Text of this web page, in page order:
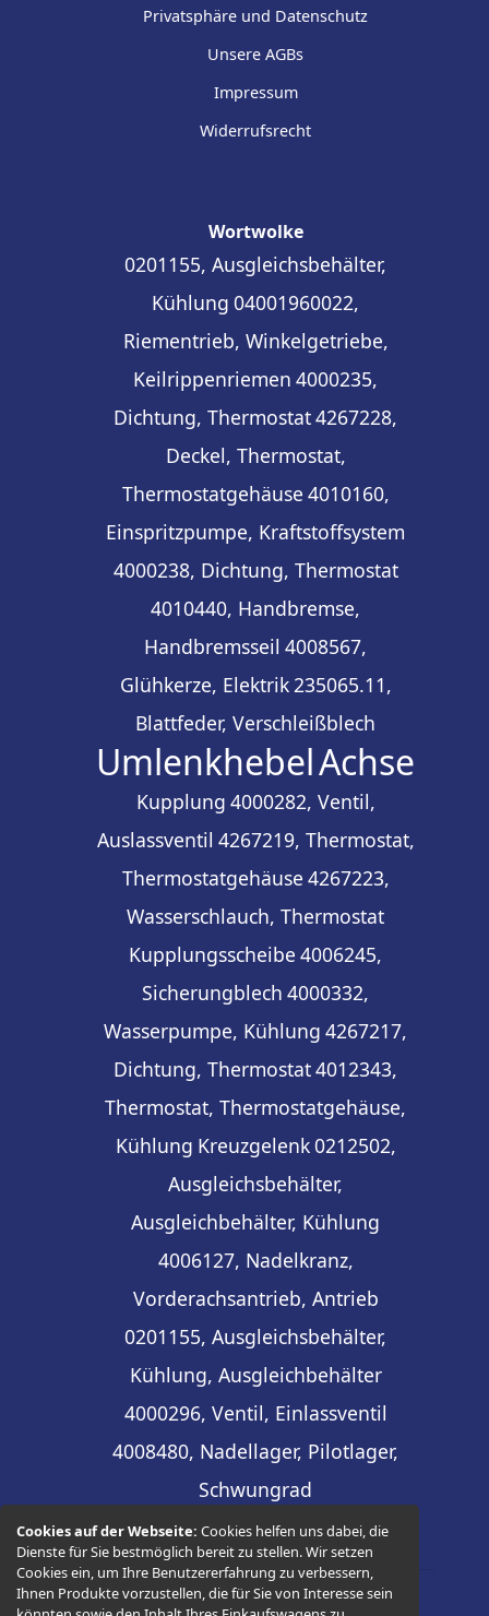
Cookies auf der Webseite:Cookies helfen uns dabei, die
Dienste für Sie bestmöglich bereit zu stellen. Wir setzen
Cookies ein, um Ihre Benutzererfahrung zu verbessern,
Ihnen Produkte vorzustellen, die für Sie von Interesse sein
Privatsphäre und Datenschutz
Unsere AGBs
Impressum
Widerrufsrecht
Wortwolke
0201155, Ausgleichsbehälter,
Kühlung 04001960022,
Riementrieb, Winkelgetriebe,
Keilrippenriemen 4000235,
Dichtung, Thermostat4267228,
Deckel, Thermostat,
Thermostatgehäuse 4010160,
Einspritzpumpe, Kraftstoffsystem
4000238, Dichtung, Thermostat
4010440, Handbremse,
Handbremsseil 4008567,
Glühkerze, Elektrik235065.11,
Blattfeder, Verschleißblech
UmlenkhebelAchse
Kupplung 4000282, Ventil,
Auslassventil 4267219, Thermostat,
Thermostatgehäuse 4267223,
Wasserschlauch, Thermostat
Kupplungsscheibe 4006245,
Sicherungblech 4000332,
Wasserpumpe, Kühlung 4267217,
Dichtung, Thermostat4012343,
Thermostat, Thermostatgehäuse,
Kühlung Kreuzgelenk0212502,
Ausgleichsbehälter,
Ausgleichbehälter, Kühlung
4006127, Nadelkranz,
Vorderachsantrieb, Antrieb
0201155, Ausgleichsbehälter,
Kühlung, Ausgleichbehälter
4000296, Ventil, Einlassventil
4008480, Nadellager, Pilotlager,
Schwungrad